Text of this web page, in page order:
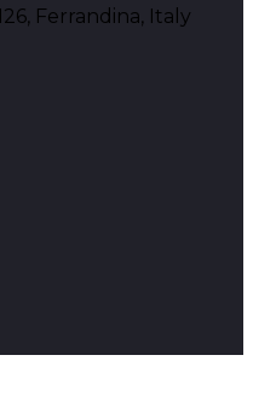
Ferrandina, Italy